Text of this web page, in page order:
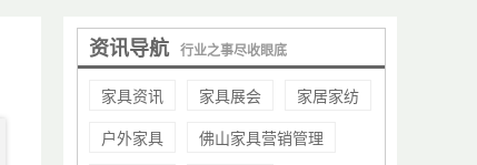
资讯导航 行业之事尽收眼底
家具资讯 家具展会 家居家纺
户外家具 佛山家具营销管理